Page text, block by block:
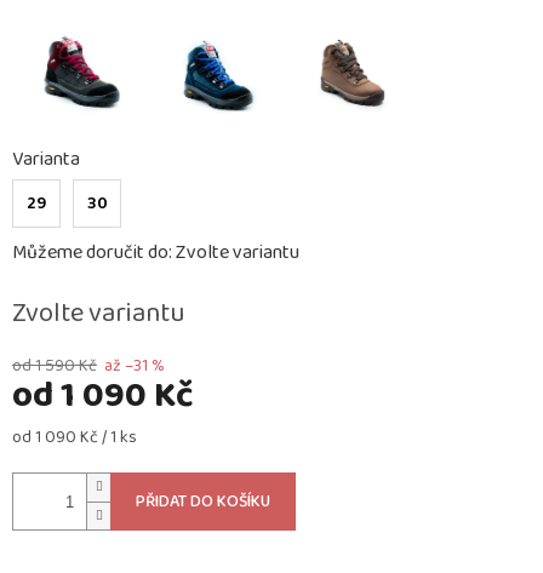
od 1 590 Kč až –31 %
od1 090 Kč
Měrná
od 1 090 Kč / 1 ks
Zvolte variantu
Varianta
29 30
Můžeme doručit do:Zvolte variantu
PŘIDAT DO KOŠÍKU